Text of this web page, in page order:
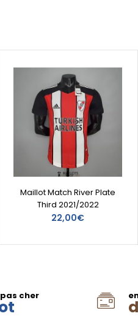
Maillot Match River Plate
Third 2021/2022
22,00€
cher